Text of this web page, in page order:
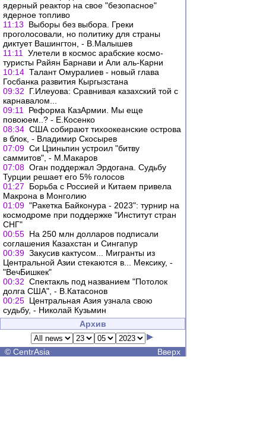
ядерный реактор на свое "безопасное"
ядерное топливо
11:13
Выборы без выбора. Греки
проголосовали, но политику для страны
диктует Вашингтон, - В.Малышев
11:11
Улетели в космос арабские космо-
туристы Райян Барнави и Али аль-Карни
10:14 Талант Омуралиев - новый глава
Госбанка развития Кыргызстана
09:32
Г.Илеуова: Сравнивая казахский той с
карнавалом...
09:11
Реформа КазАрмии. Мы еще
повоюем..? - Е.Косенко
08:34 США собирают тихоокеанские острова
в блок, - Владимир Скосырев
07:09 Си Цзиньпин устроил "битву
саммитов", - М.Макаров
07:08 Оган поддержал Эрдогана. Судьбу
Турции решает его 5% голосов
01:27
Борьба с Россией и Китаем привела
Макрона в Монголию
01:09 "Ракетка Байконура - 2023": турнир на
космодроме при поддержке "Институт стран
СНГ"
00:55 На 250 млн долларов подписали
соглашения Казахстан и Сингапур
00:39 Закусив кактусом... Мигранты из
Центральной Азии стекаются в... Мексику, -
"ВечБишкек"
00:32 Спектакль под названием "Потолок
долга США", - В.Катасонов
00:25 Центральная Азия узнала свою
судьбу, - Николай Кузьмин
Архив
© CentrAsia Вверх